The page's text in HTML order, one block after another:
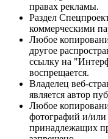
правах рекламы.
Раздел
коммерческими
Любое
другое
ссылку на
воспрещается.
Владелец веб-
является автор
Любое
фотографий и/или
принадлежащих